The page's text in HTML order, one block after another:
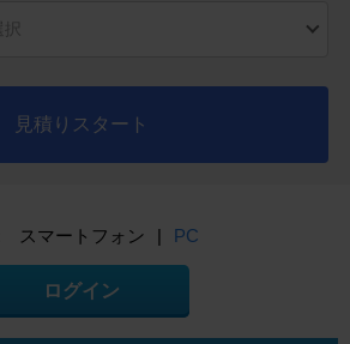
見積りスタート
スマートフォン | PC
ログイン